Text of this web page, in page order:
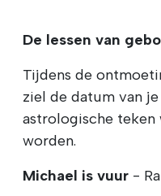
De lessen van
Tijdens de
ziel de datum van
astrologische teken
worden.
Michael is vuur -